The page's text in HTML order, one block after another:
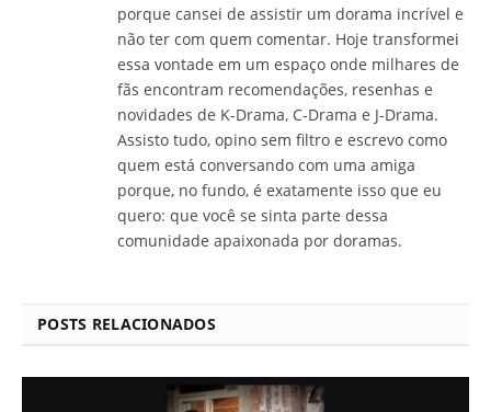
porque cansei de assistir um dorama incrível e
não ter com quem comentar. Hoje transformei
essa vontade em um espaço onde milhares de
fãs encontram recomendações, resenhas e
novidades de K-Drama, C-Drama e J-Drama.
Assisto tudo, opino sem filtro e escrevo como
quem está conversando com uma amiga
porque, no fundo, é exatamente isso que eu
quero: que você se sinta parte dessa
comunidade apaixonada por doramas.
POSTS RELACIONADOS